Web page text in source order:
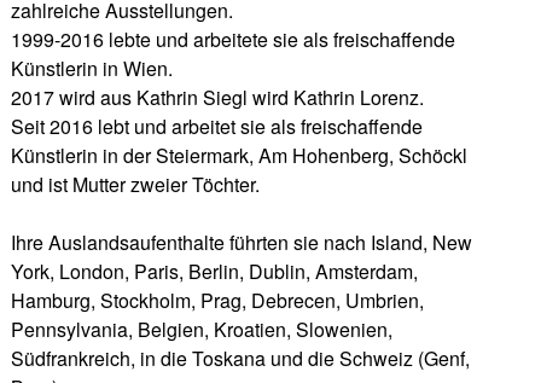
zahlreiche Ausstellungen.
1999-2016 lebte und arbeitete sie als freischaffende
Künstlerin in Wien.
2017 wird aus Kathrin Siegl wird Kathrin Lorenz.
Seit 2016 lebt und arbeitet sie als freischaffende
Künstlerin in der Steiermark, Am Hohenberg, Schöckl
und ist Mutter zweier Töchter.
Ihre Auslandsaufenthalte führten sie nach Island, New
York, London, Paris, Berlin, Dublin, Amsterdam,
Hamburg, Stockholm, Prag, Debrecen, Umbrien,
Pennsylvania, Belgien, Kroatien, Slowenien,
Südfrankreich, in die Toskana und die Schweiz (Genf,